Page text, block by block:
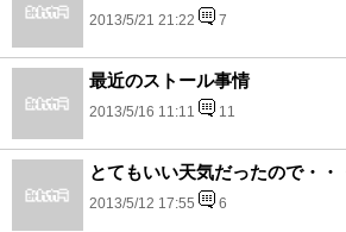
2013/5/21 21:22 7
最近のストール事情
2013/5/16 11:11 11
とてもいい天気だったので・・
2013/5/12 17:55 6